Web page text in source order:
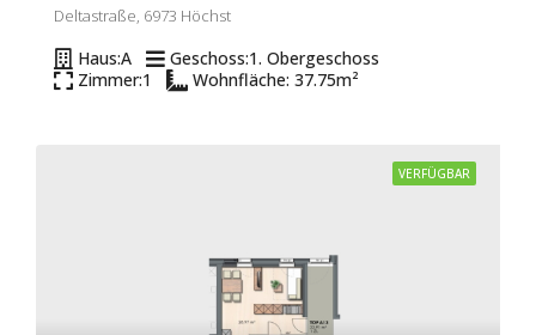
Deltastraße, 6973 Höchst
Haus:A Geschoss:1. Obergeschoss
Zimmer:1 Wohnfläche: 37.75m²
VERFÜGBAR